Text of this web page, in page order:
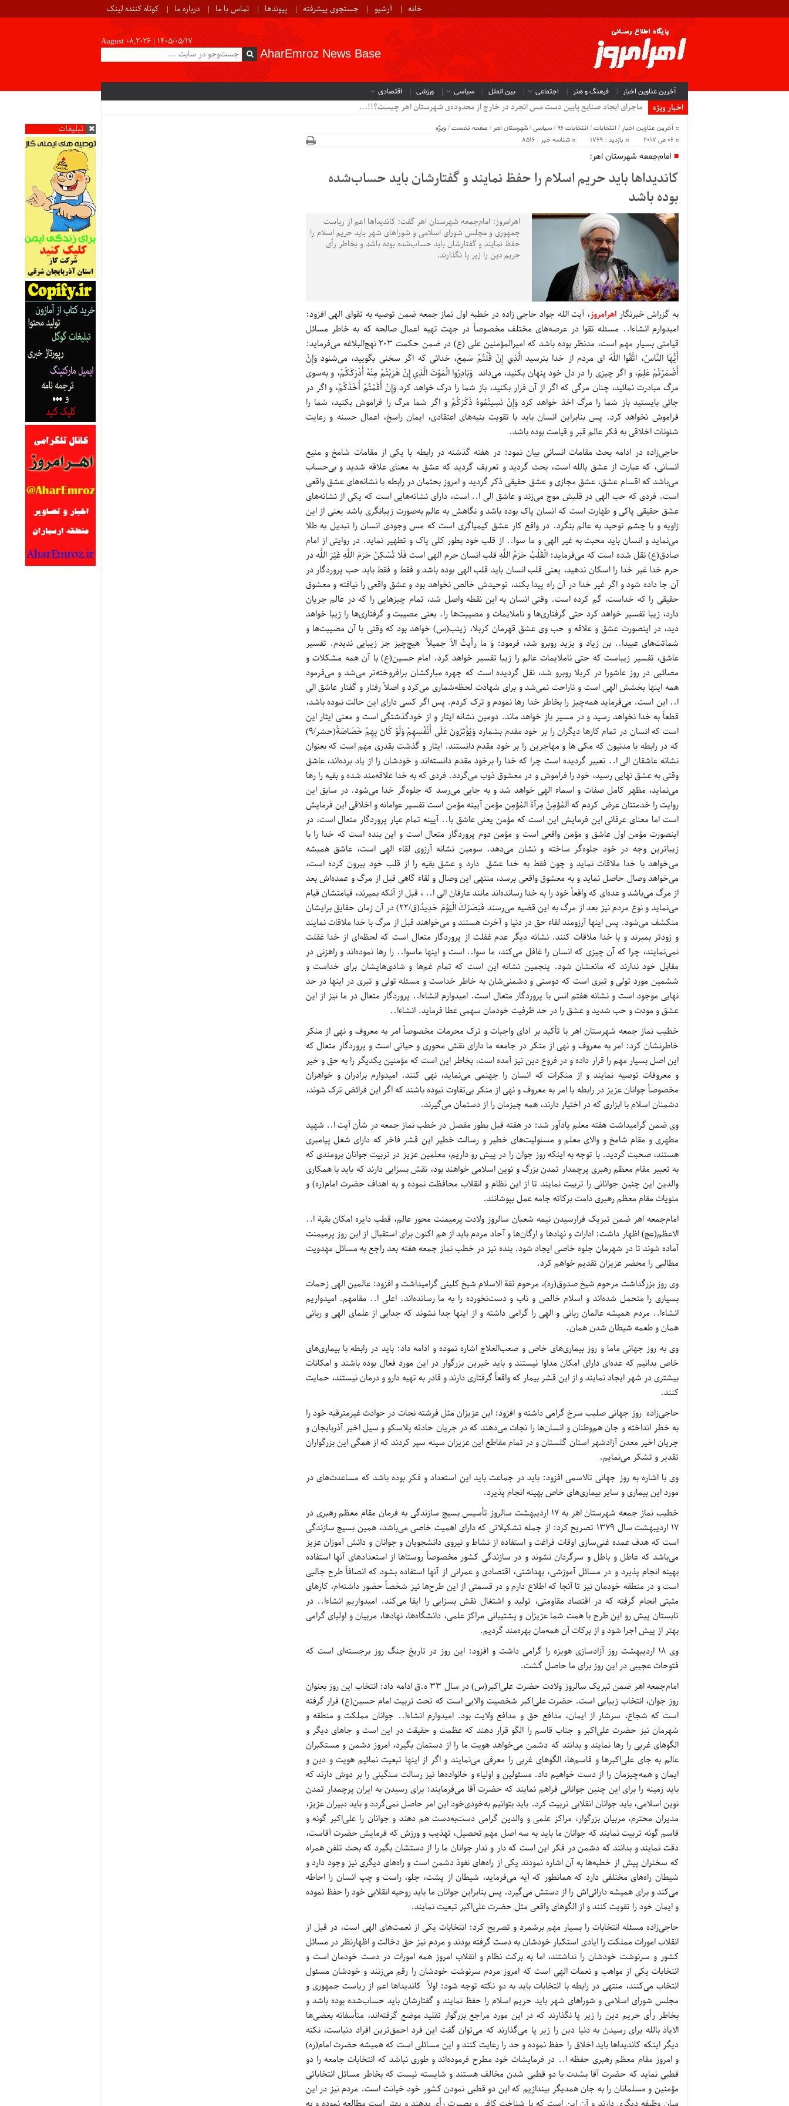
خانه آرشیو جستجوی پیشرفته پیوندها تماس با ما درباره ما کوتاه کننده لینک
August 08,2026 | ۱۴۰۵/۰۵/۱۷
AharEmroz News Base
آخرین عناوین اخبار فرهنگ و هنر اجتماعی بین الملل سیاسی ورزشی اقتصادی
اخبار ویژه
ماجرای ایجاد صنایع پایین دست مس انجرد در خارج از محدوده‌ی شهرستان اهر چیست؟!!...
تبلیغات
آخرین عناوین اخبار / انتخابات/ انتخابات 96 /سیاسی/شهرستان اهر /صفحه نخست/ ویژه
06 می 2017
بازدید : 1769 شناسه خبر : 8516
امام‌جمعه شهرستان اهر:
کاندیداها باید حریم اسلام را حفظ نمایند و گفتارشان باید حساب‌شده
بوده باشد
اهرامروز: امام‌جمعه شهرستان اهر گفت: کاندیداها اعم از ریاست
جمهوری و مجلس شورای اسلامی و شوراهای شهر باید حریم اسلام را
حفظ نمایند و گفتارشان باید حساب‌شده بوده باشد و بخاطر رأی
حریم دین را زیر پا نگذارند.
به گزراش خبرنگار اهرامروز، آیت الله جواد حاجی زاده در خطبه اول نماز جمعه ضمن توصیه به تقوای الهی افزود:
امیدوارم انشاءا.. مسئله تقوا در عرصه‌های مختلف مخصوصاً در جهت تهیه اعمال صالحه که به خاطر مسائل
قیامتی بسیار مهم است، مدنظر بوده باشد که امیرالمؤمنین علی (ع) در ضمن حکمت 203 نهج‌البلاغه می‌فرماید:
أَيُّهَا النَّاسُ، اتَّقُوا اللَّهَ ای مردم از خدا بترسید الَّذِي إِنْ قُلْتُمْ سَمِعَ، خدائی که اگر سخنی بگویید، می‌شنود وَإِنْ
أَضْمَرْتُمْ عَلِمَ، و اگر چیزی را در دل خود پنهان بکنید، می‌داند وَبَادِرُوا الْمَوْتَ الَّذِي إِنْ هَرَبْتُمْ مِنْهُ أَدْرَكَكُمْ، و به‌سوی
مرگ مبادرت نمائید، چنان مرگی که اگر از آن فرار بکنید، باز شما را درک خواهد کرد وَإِنْ أَقَمْتُمْ أَخَذَكُمْ، و اگر در
جائی بایستید باز شما را مرگ اخذ خواهد کرد وَإِنْ نَسِيتُمُوهُ ذَكَرَكُمْ و اگر شما مرگ را فراموش بکنید، شما را
فراموش نخواهد کرد. پس بنابراین انسان باید با تقویت بنیه‌های اعتقادی، ایمان راسخ، اعمال حسنه و رعایت
شئونات اخلاقی به فکر عالم قبر و قیامت بوده باشد.
حاجی‌زاده در ادامه بحث مقامات انسانی بیان نمود: در هفته گذشته در رابطه با یکی از مقامات شامخ و منیع
انسانی، که عبارت از عشق بالله است، بحث گردید و تعریف گردید که عشق به معنای علاقه شدید و بی‌حساب
می‌باشد که اقسام عشق، عشق مجازی و عشق حقیقی ذکر گردید و امروز بحثمان در رابطه با نشانه‌های عشق واقعی
است. فردی که حب الهی در قلبش موج می‌زند و عاشق الی ا.. است، دارای نشانه‌هایی است که یکی از نشانه‌های
عشق حقیقی پاکی و طهارت است که انسان پاک بوده باشد و نگاهش به عالم به‌صورت زیبانگری باشد یعنی از این
زاویه و با چشم توحید به عالم بنگرد. در واقع کار عشق کیمیاگری است که مس وجودی انسان را تبدیل به طلا
می‌نماید و انسان باید محبت به غیر الهی و ما سوا.. از قلب خود بطور کلی پاک و تطهیر نماید. در روایتی از امام
صادق(ع) نقل شده است که می‌فرماید: الْقَلْبُ حَرَمُ اللَّهِ قلب انسان حرم الهی است فَلَا تُسْكِنْ حَرَمَ اللَّهِ غَيْرَ اللَّه در
حرم خدا غیر خدا را اسکان ندهید، یعنی قلب انسان باید قلب الهی بوده باشد و فقط و فقط باید حب پروردگار در
آن جا داده شود و اگر غیر خدا در آن راه پیدا بکند، توحیدش خالص نخواهد بود و عشق واقعی را نیافته و معشوق
حقیقی را که خداست، گم کرده است. وقتی انسان به این نقطه واصل شد، تمام چیزهایی را که در عالم جریان
دارد، زیبا تفسیر خواهد کرد حتی گرفتاری‌ها و ناملایمات و مصیبت‌ها را. یعنی مصیبت و گرفتاری‌ها را زیبا خواهد
دید، در اینصورت عشق و علاقه و حب وی عشق قهرمان کربلا، زینب(س) خواهد بود که وقتی با آن مصیبت‌ها و
شماتت‌های عبیدا.. بن زیاد و یزید روبرو شد، فرمود: وَ ما رأيتُ الاّ جميلاً هیچ‌چیز جز زیبایی ندیدم. تفسیر
عاشق، تفسیر زیباست که حتی ناملایمات عالم را زیبا تفسیر خواهد کرد. امام حسین(ع) با آن همه مشکلات و
مصائبی در روز عاشورا در کربلا روبرو شد، نقل گردیده است که چهره مبارکشان برافروخته‌تر می‌شد و می‌فرمود
همه اینها بخشش الهی است و ناراحت نمی‌شد و برای شهادت لحظه‌شماری می‌کرد و اصلاً رفتار و گفتار عاشق الی
ا.. این است. می‌فرماید همه‌چیز را بخاطر خدا رها نمودم و ترک کردم. پس اگر کسی دارای این حالت نبوده باشد،
قطعاً به خدا نخواهد رسید و در مسیر باز خواهد ماند. دومین نشانه ایثار و از خودگذشتگی است و معنی ایثار این
است که انسان در تمام کارها دیگران را بر خود مقدم بشمارد وَيُؤْثِرُونَ عَلَى أَنْفُسِهِمْ وَلَوْ كَانَ بِهِمْ خَصَاصَةٌ(حشر/9)
که در رابطه با مدنیون که مکی ها و مهاجرین را بر خود مقدم دانستند. ایثار و گذشت بقدری مهم است که بعنوان
نشانه عاشقان الی ا.. تعبیر گردیده است چرا که خدا را برخود مقدم دانسته‌اند و خودشان را از یاد برده‌اند، عاشق
وقتی به عشق نهایی رسید، خود را فراموش و در معشوق ذوب می‌گردد. فردی که به خدا علاقه‌مند شده و بقیه را رها
می‌نماید، مظهر کامل صفات و اسماء الهی خواهد شد و به جایی می‌رسد که جلوه‌گر خدا می‌شود. در سابق این
روایت را خدمتتان عرض کردم که اَلمُؤمِنُ مِرآةَ المُؤمِن مؤمن آیینه مؤمن است تفسیر عوامانه و اخلاقی این فرمایش
است اما معنای عرفانی این فرمایش این است که مؤمن یعنی عاشق با.. آیینه تمام عیار پروردگار متعال است، در
اینصورت مؤمن اول عاشق و مؤمن واقعی است و مؤمن دوم پروردگار متعال است و این بنده است که خدا را با
زیباترین وجه در خود جلوه‌گر ساخته و نشان می‌دهد. سومین نشانه آرزوی لقاء الهی است، عاشق همیشه
می‌خواهد با خدا ملاقات نماید و چون فقط به خدا عشق دارد و عشق بقیه را از قلب خود بیرون کرده است،
می‌خواهد وصال حاصل نماید و به معشوق واقعی برسد، منتهی این وصال و لقاء گاهی قبل از مرگ و عمده‌اش بعد
از مرگ می‌باشد و عده‌ای که واقعاً خود را به خدا رسانده‌اند مانند عارفان الی ا.. ، قبل از آنکه بمیرند، قیامتشان قیام
می‌نماید و نوع مردم نیز بعد از مرگ به این قضیه می‌رسند فَبَصَرُكَ الْيَوْمَ حَدِيدٌ(ق/22) در آن زمان حقایق برایشان
منکشف می‌شود. پس اینها آرزومند لقاء حق در دنیا و آخرت هستند و می‌خواهند قبل از مرگ با خدا ملاقات نمایند
و زودتر بمیرند و با خدا ملاقات کنند. نشانه دیگر عدم غفلت از پروردگار متعال است که لحظه‌ای از خدا غفلت
نمی‌نمایند، چرا که آن چیزی که انسان را غافل می‌کند، ما سوا.. است و اینها ماسوا.. را رها نموده‌اند و راهزنی در
مقابل خود ندارند که مانعشان شود. پنجمین نشانه این است که تمام غم‌ها و شادی‌هایشان برای خداست و
ششمین مورد تولی و تبری است که دوستی و دشمنی‌شان به خاطر خداست و مسئله تولی و تبری در اینها در حد
نهایی موجود است و نشانه هفتم انس با پروردگار متعال است. امیدوارم انشاءا.. پروردگار متعال در ما نیز از این
عشق و مودت و حب شدید و عشق را در حد ظرفیت خودمان سهمی عطا فرماید. انشاءا..
خطیب نماز جمعه شهرستان اهر با تأکید بر ادای واجبات و ترک محرمات مخصوصاً امر به معروف و نهی از منکر
خاطرنشان کرد: امر به معروف و نهی از منکر در جامعه ما دارای نقش محوری و حیاتی است و پروردگار متعال که
این اصل بسیار مهم را قرار داده و در فروع دین نیز آمده است، بخاطر این است که مؤمنین یکدیگر را به حق و خیر
و معروفات توصیه نمایند و از منکرات که انسان را جهنمی می‌نماید، نهی کنند. امیدوارم برادران و خواهران
مخصوصاً جوانان عزیز در رابطه با امر به معروف و نهی از منکر بی‌تفاوت نبوده باشند که اگر این فرائض ترک شوند،
دشمنان اسلام با ابزاری که در اختیار دارند، همه‌ چیزمان را از دستمان می‌گیرند.
وی ضمن گرامیداشت هفته معلم یادآور شد: در هفته قبل بطور مفصل در خطب نماز جمعه در شأن آیت ا.. شهید
مطهری و مقام شامخ و والای معلم و مسئولیت‌های خطیر و رسالت خطیر این قشر فاخر که دارای شغل پیامبری
هستند، صحبت گردید. با توجه به اینکه روز جوان را در پیش رو داریم، معلمین عزیز در تربیت جوانان برومندی که
به تعبیر مقام معظم رهبری پرچمدار تمدن بزرگ و نوین اسلامی خواهند بود، نقش بسزایی دارند که باید با همکاری
والدین این چنین جوانانی را تربیت نمایند تا از این نظام و انقلاب محافظت نموده و به اهداف حضرت امام(ره) و
منویات مقام معظم رهبری دامت برکاته جامه عمل بپوشانند.
امام‌جمعه اهر ضمن تبریک فرارسیدن نیمه شعبان سالروز ولادت پرمیمنت محور عالم، قطب دایره امکان بقیة ا..
الاعظم(عج) اظهار داشت: ادارات و نهادها و ارگان‌ها و آحاد مردم باید از هم اکنون برای استقبال از این روز پرمیمنت
آماده شوند تا در شهرمان جلوه خاصی ایجاد شود. بنده نیز در خطب نماز جمعه هفته بعد راجع به مسائل مهدویت
مطالبی را محضر عزیزان تقدیم خواهم کرد.
وی روز بزرگداشت مرحوم شیخ صدوق(ره)، مرحوم ثقة الاسلام شیخ کلینی گرامیداشت و افزود: عالمین الهی زحمات
بسیاری را متحمل شده‌اند و اسلام خالص و ناب و دست‌نخورده را به ما رسانده‌اند. اعلی ا.. مقامهم. امیدواریم
انشاءا.. مردم همیشه عالمان ربانی و الهی را گرامی داشته و از اینها جدا نشوند که جدایی از علمای الهی و ربانی
همان و طعمه شیطان شدن همان.
وی به روز جهانی ماما و روز بیماری‌های خاص و صعب‌العلاج اشاره نموده و ادامه داد: باید در رابطه با بیماری‌های
خاص بدانیم که عده‌ای دارای امکان مداوا نیستند و باید خیرین بزرگوار در این مورد فعال بوده باشند و امکانات
بیشتری در شهر ایجاد نمایند و از این قشر بیمار که واقعاً گرفتاری دارند و قادر به تهیه دارو و درمان نیستند، حمایت
کنند.
حاجی‌زاده روز جهانی صلیب سرخ گرامی داشته و افزود: این عزیزان مثل فرشته نجات در حوادث غیرمترقبه خود را
به خطر انداخته و جان هم‌وطنان و انسان‌ها را نجات می‌دهند که در جریان حادثه پلاسکو و سیل اخیر آذربایجان و
جریان اخیر معدن آزادشهر استان گلستان و در تمام مقاطع این عزیزان سینه سپر کردند که از همگی این بزرگواران
تقدیر و تشکر می‌نمایم.
وی با اشاره به روز جهانی تالاسمی افزود: باید در جماعت باید این استعداد و فکر بوده باشد که مساعدت‌های در
مورد این بیماری و سایر بیماری‌های خاص بهینه انجام پذیرد.
خطیب نماز جمعه شهرستان اهر به 17 اردیبهشت سالروز تأسیس بسیج سازندگی به فرمان مقام معظم رهبری در
17 اردیبهشت سال 1379 تصریح کرد: از جمله تشکیلاتی که دارای اهمیت خاصی می‌باشد، همین بسیج سازندگی
است که هدف عمده غنی‌سازی اوقات فراغت و استفاده از نشاط و نیروی دانشجویان و جوانان و دانش آموزان عزیز
می‌باشد که عاطل و باطل و سرگردان نشوند و در سازندگی کشور مخصوصاً روستاها از استعدادهای آنها استفاده
بهینه انجام پذیرد و در مسائل آموزشی، بهداشتی، اقتصادی و عمرانی از آنها استفاده بشود که انصافاً طرح جالبی
است و در منطقه خودمان نیز تا آنجا که اطلاع دارم و در قسمتی از این طرح‌ها نیز شخصاً حضور داشته‌ام، کارهای
مثبتی انجام گرفته که در اقتصاد مقاومتی، تولید و اشتغال نقش بسزایی را ایفا می‌کند. امیدواریم انشاءا.. در
تابستان پیش رو این طرح با همت شما عزیزان و پشتیبانی مراکز علمی، دانشگاه‌ها، نهادها، مربیان و اولیای گرامی
بهتر از پیش اجرا شود و از برکات آن همه‌مان بهره‌مند گردیم.
وی 18 اردیبهشت روز آزادسازی هویزه را گرامی داشت و افزود: این روز در تاریخ جنگ روز برجسته‌ای است که
فتوحات عجیبی در این روز برای ما حاصل گشت.
امام‌جمعه اهر ضمن تبریک سالروز ولادت حضرت علی‌اکبر(س) در سال 33 ه.ق ادامه داد: انتخاب این روز بعنوان
روز جوان، انتخاب زیبایی است. حضرت علی‌اکبر شخصیت والایی است که تحت تربیت امام حسین(ع) قرار گرفته
است که شجاع، سرشار از ایمان، مدافع حق و مدافع ولایت بود. امیدوارم انشاءا.. جوانان مملکت و منطقه و
شهرمان نیز حضرت علی‌اکبر و جناب قاسم را الگو قرار دهند که عظمت و حقیقت در این است و جاهای دیگر و
الگوهای غربی را رها نمایند و بدانند که دشمن می‌خواهد هویت ما را از دستمان بگیرد، امروز دشمن و مستکبران
عالم به جای علی‌اکبرها و قاسم‌ها، الگوهای غربی را معرفی می‌نمایند و اگر از اینها تبعیت نمائیم هویت و دین و
ایمان و همه‌چیزمان را از دست خواهیم داد. مسئولین و اولیاء و خانواده‌ها نیز رسالت سنگینی را بر دوش دارند که
باید زمینه را برای این چنین جوانانی فراهم نمایند که حضرت آقا می‌فرمایند: براى رسيدن به ايران پرچمدار تمدن
نوين اسلامى، بايد جوانان انقلابى تربيت كرد. باید بتوانیم به‌خودی‌خود این امر حاصل نمی‌گردد و باید دبیران عزیز،
مدیران محترم، مربیان بزرگوار، مراکز علمی و والدین گرامی دست‌به‌دست هم دهند و جوانان را علی‌اکبر گونه و
قاسم گونه تربیت نمایند که جوانان ما باید به سه اصل مهم تحصیل، تهذیب و ورزش که فرمایش حضرت آقاست،
دقت نمایند و بدانند که دشمن در فکر این است که دار و ندار جوانان ما را از دستشان بگیرد که بحث تلفن همراه
که سخنران پیش از خطبه‌ها به آن اشاره نمودند یکی از راه‌های نفوذ دشمن است و راه‌های دیگری نیز وجود دارد و
شیطان راه‌های مختلفی دارد که همانطور که آیه می‌فرماید، شیطان از پشت، جلو، راست و چپ انسان را احاطه
می‌کند و برای همیشه دارائی‌اش را از دستش می‌گیرد. پس بنابراین جوانان ما باید روحیه انقلابی خود را حفظ نموده
و ایمان خود را تقویت کنند و از الگوهای واقعی مثل حضرت علی‌اکبر تبعیت نمایند.
حاجی‌زاده مسئله انتخابات را بسیار مهم برشمرد و تصریح کرد: انتخابات یکی از نعمت‌های الهی است، در قبل از
انقلاب امورات مملکت را ایادی استکبار خودشان به دست گرفته بودند و مردم نیز حق دخالت و اظهارنظر در مسائل
کشور و سرنوشت خودشان را نداشتند، اما به برکت نظام و انقلاب امروز همه امورات در دست خودمان است و
انتخابات یکی از مواهب و نعمات الهی است که امروز مردم سرنوشت خودشان را رقم می‌زنند و خودشان مسئول
انتخاب می‌کنند، منتهی در رابطه با انتخابات باید به دو نکته توجه شود: اولاً کاندیداها اعم از ریاست جمهوری و
مجلس شورای اسلامی و شوراهای شهر باید حریم اسلام را حفظ نمایند و گفتارشان باید حساب‌شده بوده باشد و
بخاطر رأی حریم دین را زیر پا نگذارند که در این مورد مراجع بزرگوار تقلید موضع گرفته‌اند، متأسفانه بعضی‌ها
الایاذ بالله برای رسیدن به دنیا دین را زیر پا می‌گذارند که می‌توان گفت این فرد احمق‌ترین افراد دنیاست، نکته
دیگر اینکه کاندیداها باید اخلاق را حفظ نموده و حد را رعایت کنند و این مسائلی است که همیشه حضرت امام(ره)
و امروز مقام معظم رهبری حفظه ا.. در فرمایشات خود مطرح فرموده‌اند و طوری نباشد که انتخابات جامعه را دو
قطبی نماید که حضرت آقا بشدت با دو قطبی شدن مخالف هستند و شایسته نیست که بخاطر مسائل انتخاباتی
مؤمنین و مسلمانان را به جان همدیگر بیندازیم که این دو قطبی نمودن کشور خود خیانت است. مردم نیز در این